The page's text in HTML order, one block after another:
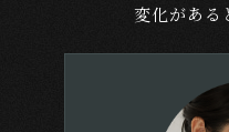
変化がある